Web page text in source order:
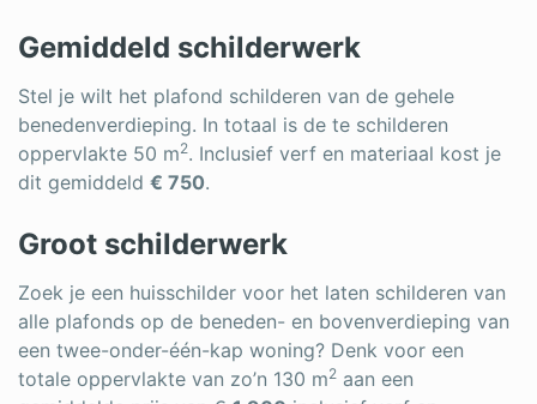
Gemiddeld schilderwerk
Stel je wilt het plafond schilderen van de gehele
benedenverdieping. In totaal is de te schilderen
oppervlakte 50 m2. Inclusief verf en materiaal kost je
dit gemiddeld € 750.
Groot schilderwerk
Zoek je een huisschilder voor het laten schilderen van
alle plafonds op de beneden- en bovenverdieping van
een twee-onder-één-kap woning? Denk voor een
totale oppervlakte van zo’n 130 m2 aan een